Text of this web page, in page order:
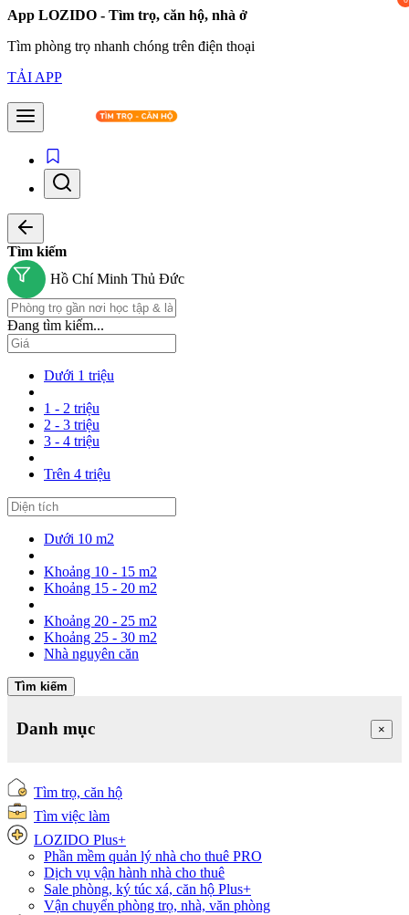
App LOZIDO - Tìm trọ, căn hộ, nhà ở
Tìm phòng trọ nhanh chóng trên điện thoại
TẢI APP
Tìm kiếm
Hồ Chí Minh Thủ Đức
Đang tìm kiếm...
Dưới 1 triệu
1 - 2 triệu
2 - 3 triệu
3 - 4 triệu
Trên 4 triệu
Dưới 10 m2
Khoảng 10 - 15 m2
Khoảng 15 - 20 m2
Khoảng 20 - 25 m2
Khoảng 25 - 30 m2
Nhà nguyên căn
Tìm kiếm
Danh mục ×
Tìm trọ, căn hộ
Tìm việc làm
LOZIDO Plus+
Phần mềm quản lý nhà cho thuê PRO
Dịch vụ vận hành nhà cho thuê
Sale phòng, ký túc xá, căn hộ Plus+
Vận chuyển phòng trọ, nhà, văn phòng